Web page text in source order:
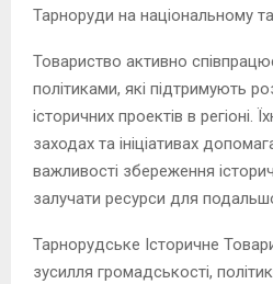
Тарноруди на національному
Товариство активно
політиками, які підтримують
історичних проектів в регіоні.
заходах та ініціативах
важливості збереження
залучати ресурси для
Тарнорудське Історичне
зусилля громадськості,